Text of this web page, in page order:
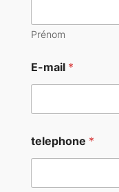
Prénom
E-mail *
telephone *